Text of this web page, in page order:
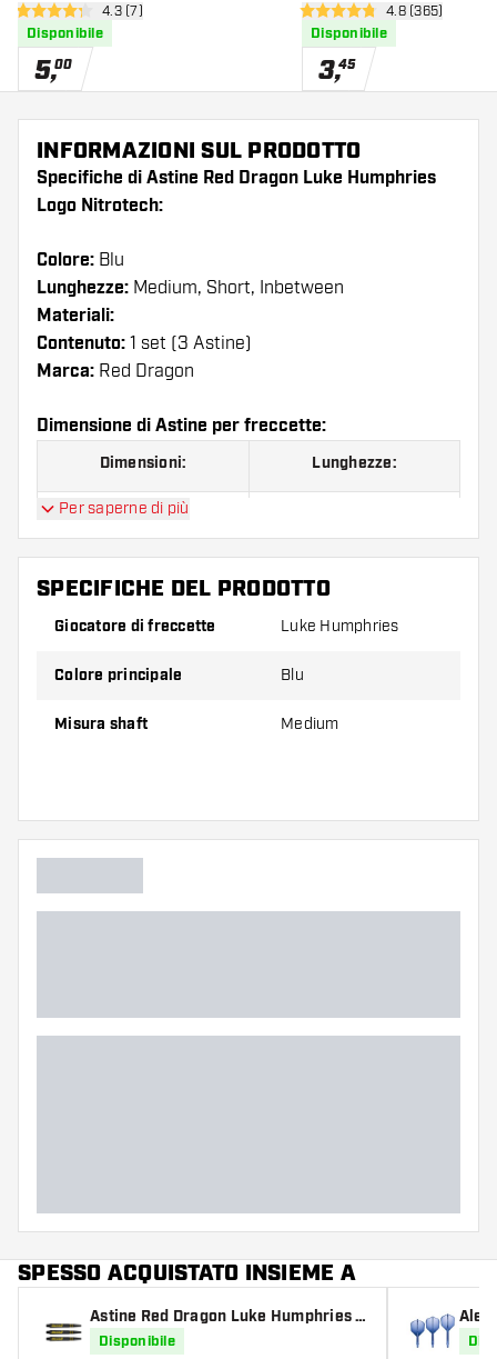
apri pannello recensioni
4.3 stelle di valutazione
4.3 (7)
Disponibile
5,00
apri pannello
4.8 stelle di valutazione
4.8 (365)
Disponibile
3,45
INFORMAZIONI SUL PRODOTTO
Specifiche di Astine Red Dragon Luke Humphries
Logo Nitrotech:
Colore: Blu
Lunghezze: Medium, Short, Inbetween
Materiali:
Contenuto: 1 set (3 Astine)
Marca: Red Dragon
Dimensione di Astine per freccette:
Dimensioni: Lunghezze:
Short
Inbetween 39 mm
Confezione da 3 pezzi.
numero di alette e di astine. Questi possono
danneggiarsi o rompersi con l'uso.
Per saperne di più
SPECIFICHE DEL PRODOTTO
Giocatore di freccette Luke Humphries
Colore principale Blu
Misura shaft Medium
SPESSO ACQUISTATO INSIEME A
Astine Red Dragon Luke Humphries C
oolhand Nitrotech Black Gold
Disponibile